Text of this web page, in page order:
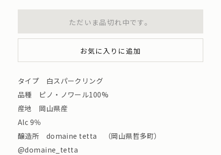
ただいま品切れ中です。
お気に入りに追加
タイプ 白スパークリング
品種 ピノ・ノワール100%
産地 岡山県産
Alc 9％
醸造所 domaine tetta （岡山県哲多町）
@domaine_tetta